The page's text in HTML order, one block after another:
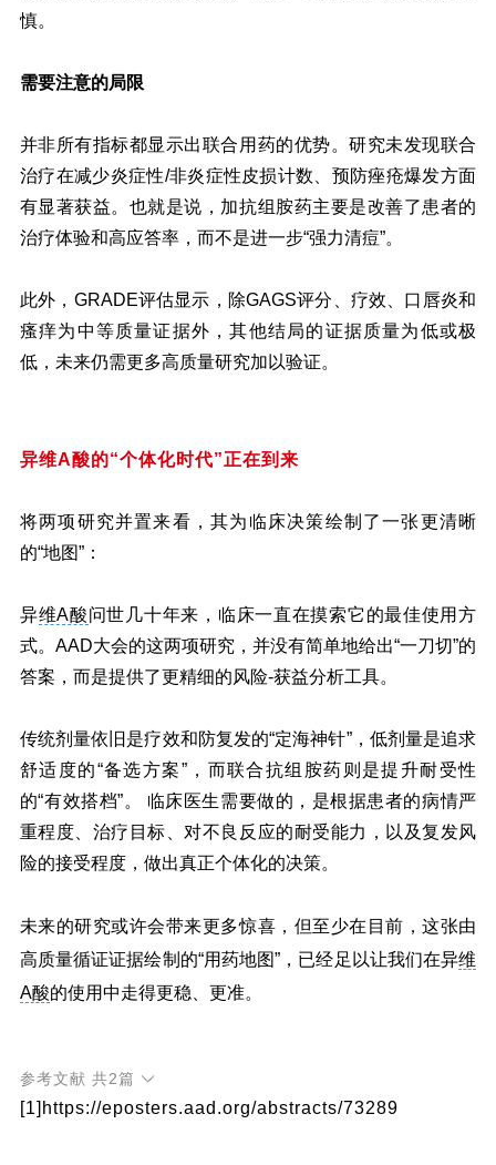
慎。
需要注意的局限
并非所有指标都显示出联合用药的优势。研究未发现联合
治疗在减少炎症性/非炎症性皮损计数、预防痤疮爆发方面
有显著获益。也就是说，加抗组胺药主要是改善了患者的
治疗体验和高应答率，而不是进一步“强力清痘”。
此外，GRADE评估显示，除GAGS评分、疗效、口唇炎和
瘙痒为中等质量证据外，其他结局的证据质量为低或极
低，未来仍需更多高质量研究加以验证。
异维A酸的“个体化时代”正在到来
将两项研究并置来看，其为临床决策绘制了一张更清晰
的“地图”：
异维A酸问世几十年来，临床一直在摸索它的最佳使用方
式。AAD大会的这两项研究，并没有简单地给出“一刀切”的
答案，而是提供了更精细的风险-获益分析工具。
传统剂量依旧是疗效和防复发的“定海神针”，低剂量是追求
舒适度的“备选方案”，而联合抗组胺药则是提升耐受性
的“有效搭档”。 临床医生需要做的，是根据患者的病情严
重程度、治疗目标、对不良反应的耐受能力，以及复发风
险的接受程度，做出真正个体化的决策。
未来的研究或许会带来更多惊喜，但至少在目前，这张由
高质量循证证据绘制的“用药地图”，已经足以让我们在异维
A酸的使用中走得更稳、更准。
参考文献 共2篇
[1]https://eposters.aad.org/abstracts/73289